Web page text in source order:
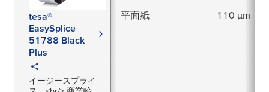
tesa®
EasySplice
51788 Black
Plus
イージースプライ
平面紙 110 µm